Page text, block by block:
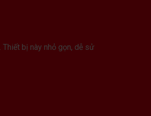
. Thiết bị này nhỏ gọn, dễ sử